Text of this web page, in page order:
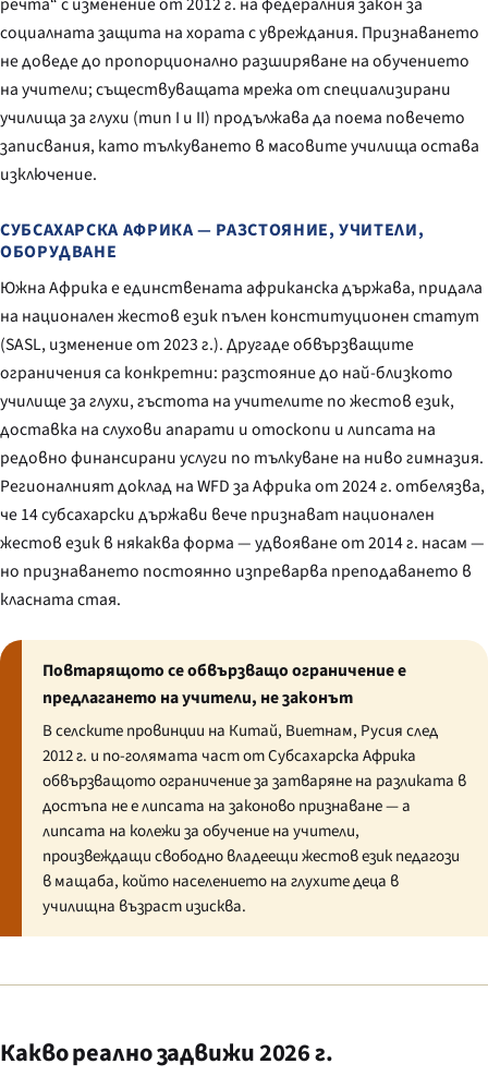
социалната защита на хората с увреждания. Признаването
не доведе до пропорционално разширяване на обучението
на учители; съществуващата мрежа от специализирани
училища за глухи (тип I и II) продължава да поема повечето
записвания, като тълкуването в масовите училища остава
изключение.
СУБСАХАРСКА АФРИКА — РАЗСТОЯНИЕ, УЧИТЕЛИ,
ОБОРУДВАНЕ
Южна Африка е единствената африканска държава, придала
на национален жестов език пълен конституционен статут
(SASL, изменение от 2023 г.). Другаде обвързващите
ограничения са конкретни: разстояние до най-близкото
училище за глухи, гъстота на учителите по жестов език,
доставка на слухови апарати и отоскопи и липсата на
редовно финансирани услуги по тълкуване на ниво гимназия.
Регионалният доклад на WFD за Африка от 2024 г. отбелязва,
че 14 субсахарски държави вече признават национален
жестов език в някаква форма — удвояване от 2014 г. насам —
но признаването постоянно изпреварва преподаването в
класната стая.
Повтарящото се обвързващо ограничение е
предлагането на учители, не законът
В селските провинции на Китай, Виетнам, Русия след
2012 г. и по-голямата част от Субсахарска Африка
обвързващото ограничение за затваряне на разликата в
достъпа не е липсата на законово признаване — а
липсата на колежи за обучение на учители,
произвеждащи свободно владеещи жестов език педагози
в мащаба, който населението на глухите деца в
училищна възраст изисква.
Какво реално задвижи 2026 г.